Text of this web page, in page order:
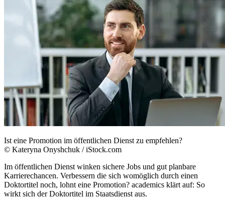
Ist eine Promotion im öffentlichen Dienst zu empfehlen?
© Kateryna Onyshchuk / iStock.com
Im öffentlichen Dienst winken sichere Jobs und gut planbare
Karrierechancen. Verbessern die sich womöglich durch einen
Doktortitel noch, lohnt eine Promotion? academics klärt auf: So
wirkt sich der Doktortitel im Staatsdienst aus.